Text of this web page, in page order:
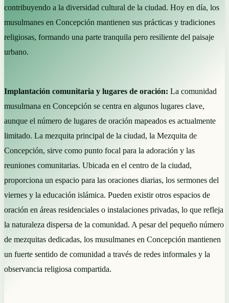
contribuyendo a la diversidad cultural de la ciudad. Hoy en día, los
musulmanes en Concepción mantienen sus prácticas y tradiciones
religiosas, formando una parte tranquila pero resiliente del paisaje
urbano.
Implantación comunitaria y lugares de oración: La comunidad
musulmana en Concepción se centra en algunos lugares clave,
aunque el número de lugares de oración mapeados es actualmente
limitado. La mezquita principal de la ciudad, la Mezquita de
Concepción, sirve como punto focal para la adoración y las
reuniones comunitarias. Ubicada en el centro de la ciudad,
proporciona un espacio para las oraciones diarias, los sermones del
viernes y la educación islámica. Pueden existir otros espacios de
oración en áreas residenciales o instalaciones privadas, lo que refleja
la naturaleza dispersa de la comunidad. A pesar del pequeño número
de mezquitas dedicadas, los musulmanes en Concepción mantienen
un fuerte sentido de comunidad a través de redes informales y la
observancia religiosa compartida.